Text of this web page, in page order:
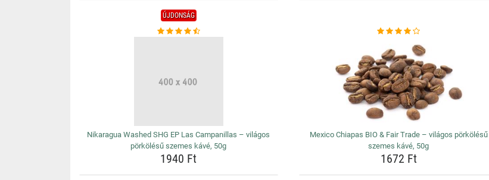
ÚJDONSÁG
Nikaragua Washed SHG EP Las Campanillas – világos
pörkölésű szemes kávé, 50g
1940 Ft
Mexico Chiapas BIO & Fair Trade – világos pörkölésű
szemes kávé, 50g
1672 Ft